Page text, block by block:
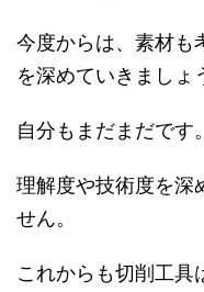
今度からは、素材も
を深めていきましょ
自分もまだまだです。
理解度や技術度を深
せん。
これからも切削工具